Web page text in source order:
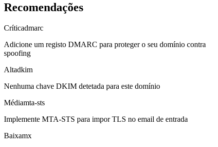
Recomendações
Críticadmarc
Adicione um registo DMARC para proteger o seu domínio contra
spoofing
Altadkim
Nenhuma chave DKIM detetada para este domínio
Médiamta-sts
Implemente MTA-STS para impor TLS no email de entrada
Baixamx